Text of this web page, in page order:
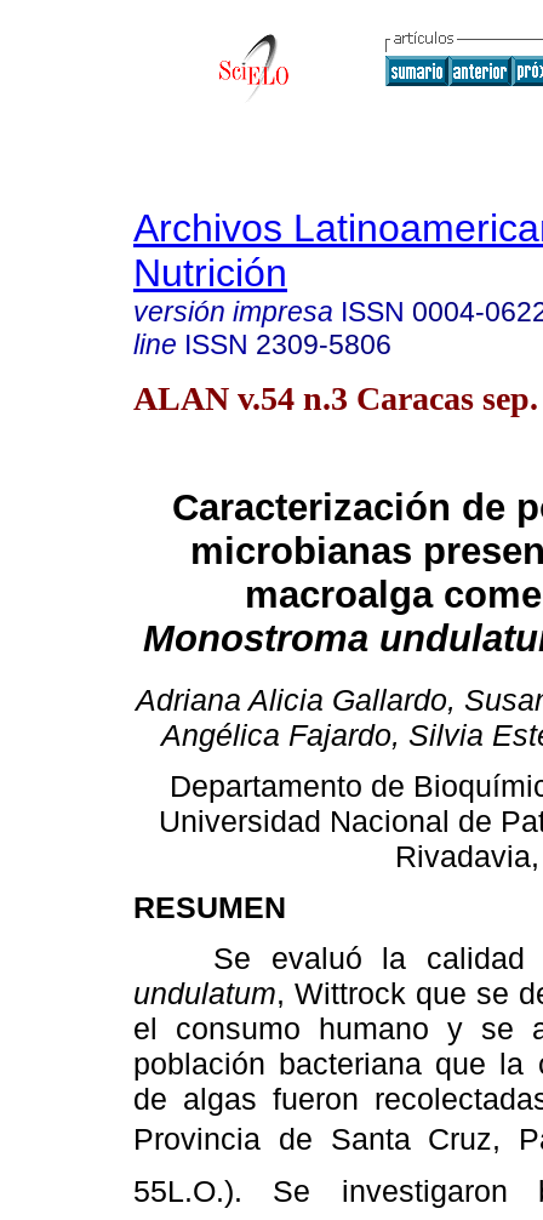
Archivos
Nutrición
versión impresa ISSN 0004-
line ISSN 2309-5806
ALAN v.54 n.3 Caracas
Caracterización de
microbianas
macroalga
Monostroma
Adriana Alicia Gallardo,
Angélica Fajardo, Silvia
Departamento de
Universidad Nacional de
RESUMEN
Se evaluó la
undulatum, Wittrock que se
el consumo humano y se
población bacteriana que la
de algas fueron
Provincia de Santa Cruz,
55L.O.). Se investigaron